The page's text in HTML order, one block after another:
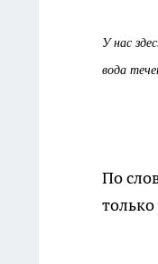
У нас
вода
По
только